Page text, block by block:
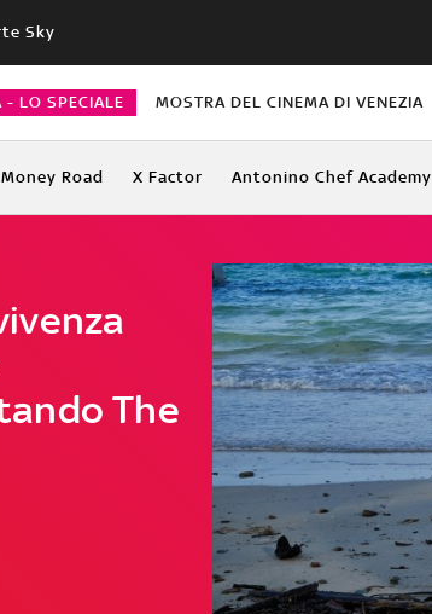
Sky
- LO SPECIALE MOSTRA DEL CINEMA DI VENEZIA
Money Road X Factor Antonino Chef Academy
The